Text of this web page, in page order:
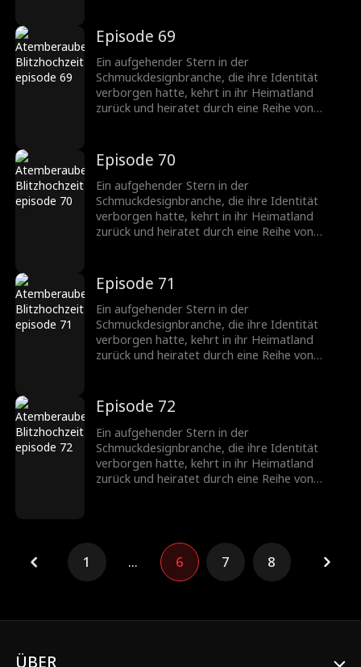
verschiedene Hindernisse überwunden haben,
wächst ihre Zuneigung zueinander, und sie
werden ein gefeiertes Paar in der
Schmuckbranche.
Episode 69
Ein aufgehender Stern in der
Schmuckdesignbranche, die ihre Identität
verborgen hatte, kehrt in ihr Heimatland
zurück und heiratet durch eine Reihe von
verschiedene Hindernisse überwunden haben,
wächst ihre Zuneigung zueinander, und sie
werden ein gefeiertes Paar in der
Schmuckbranche.
Episode 70
Ein aufgehender Stern in der
Schmuckdesignbranche, die ihre Identität
verborgen hatte, kehrt in ihr Heimatland
zurück und heiratet durch eine Reihe von
verschiedene Hindernisse überwunden haben,
wächst ihre Zuneigung zueinander, und sie
werden ein gefeiertes Paar in der
Schmuckbranche.
Episode 71
Ein aufgehender Stern in der
Schmuckdesignbranche, die ihre Identität
verborgen hatte, kehrt in ihr Heimatland
zurück und heiratet durch eine Reihe von
verschiedene Hindernisse überwunden haben,
wächst ihre Zuneigung zueinander, und sie
werden ein gefeiertes Paar in der
Schmuckbranche.
Episode 72
Ein aufgehender Stern in der
Schmuckdesignbranche, die ihre Identität
verborgen hatte, kehrt in ihr Heimatland
zurück und heiratet durch eine Reihe von
wächst ihre Zuneigung zueinander, und sie
werden ein gefeiertes Paar in der
Schmuckbranche.
1 ... 6 7 8
ÜBER